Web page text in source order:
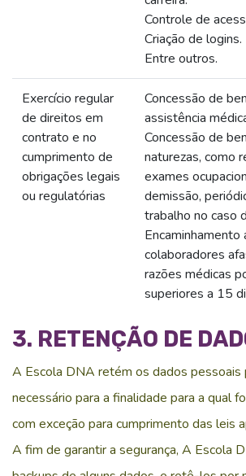
Controle de
Criação de logins.
Entre outros.
Exercício regular
de direitos em
contrato e no
cumprimento de
obrigações legais
ou regulatórias
Concessão de
assistência
Concessão de
naturezas, como
exames
demissão,
trabalho no caso
Encaminhamento
colaboradores
razões médicas
superiores a 15
3. RETENÇÃO DE
A Escola DNA retém os dados pessoais
necessário para a finalidade para a qual
com exceção para cumprimento das leis
A fim de garantir a segurança, A Escola